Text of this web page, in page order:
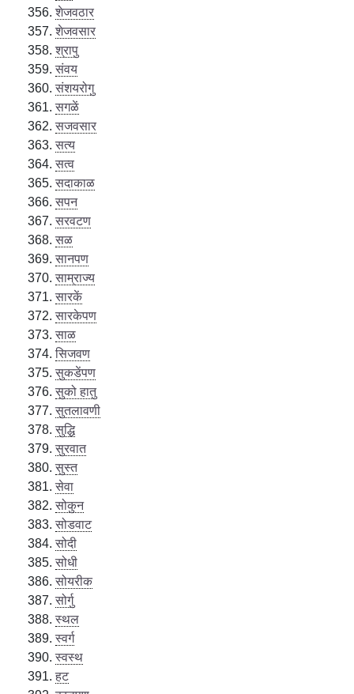
शेजवठार
शेजवसार
श्रापु
संवय
संशयरोगु
सगळें
सजवसार
सत्य
सत्व
सदाकाळ
सपन
सरवटण
सळ
सानपण
साम्राज्य
सारकें
सारकेपण
साळ
सिजवण
सुकडेंपण
सुको हातु
सुतलावणी
सुद्धि
सुरवात
सुस्त
सेवा
सोकुन
सोडवाट
सोदी
सोधी
सोयरीक
सोर्गु
स्थल
स्वर्ग
स्वस्थ
हट